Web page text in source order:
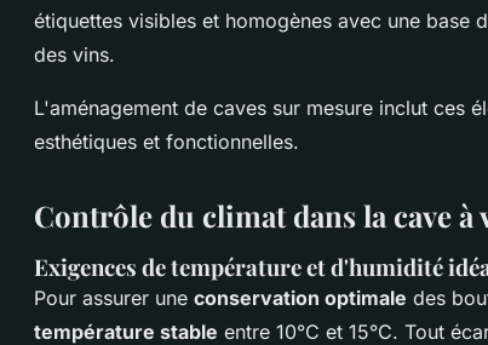
étiquettes visibles et homogènes avec une base
des vins.
L'aménagement de caves sur mesure inclut ces
esthétiques et fonctionnelles.
Contrôle du climat dans la cave à
Exigences de température et d'humidité
Pour assurer une conservation optimale des
température stable entre 10°C et 15°C. Tout